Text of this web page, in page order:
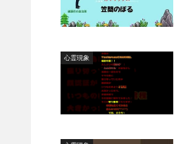
心霊現象